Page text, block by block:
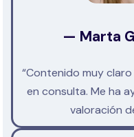
— Marta
“Contenido muy
en consulta. Me ha
valoración